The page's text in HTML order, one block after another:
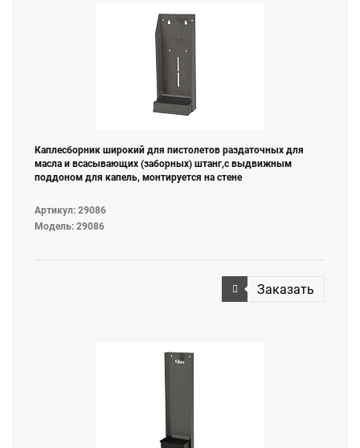
Каплесборник широкий для пистолетов раздаточных для
масла и всасывающих (заборных) штанг,с выдвижным
поддоном для капель, монтируется на стене
Артикул: 29086
Модель: 29086
Заказать